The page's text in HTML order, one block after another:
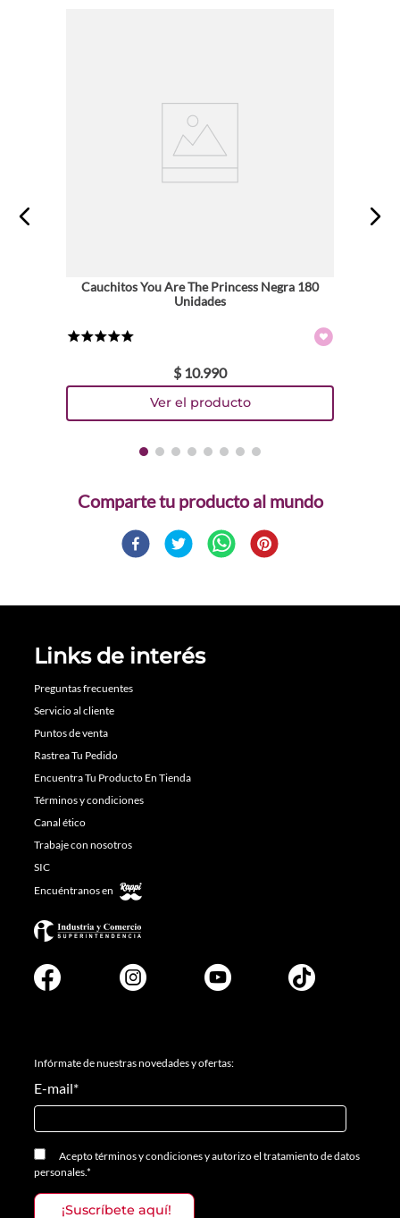
Cauchitos You Are The Princess Negra 180
Unidades
$ 10.990
Comparte
Links de interés
Preguntas frecuentes
Servicio al cliente
Puntos de venta
Rastrea Tu Pedido
Encuentra Tu Producto En Tienda
Términos y condiciones
Canal ético
Trabaje con nosotros
SIC
Encuéntranos en
Infórmate de nuestras novedades y ofertas:
E-mail*
Aceptotérminos y condicionesyautorizo el tratamiento de datos
personales.*